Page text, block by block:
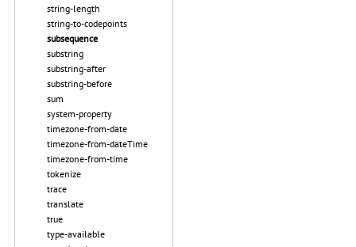
string-length
string-to-codepoints
subsequence
substring
substring-after
substring-before
sum
system-property
timezone-from-date
timezone-from-dateTime
timezone-from-time
tokenize
trace
translate
true
type-available